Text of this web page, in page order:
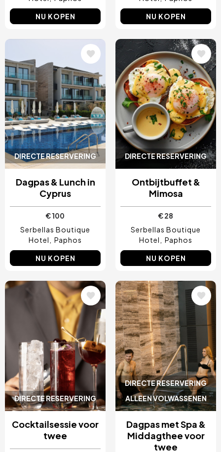
NU KOPEN NU KOPEN
DIRECTE RESERVERING
Dagpas & Lunch in
Cyprus
€ 100
Serbellas Boutique
Hotel
Paphos
NU KOPEN
DIRECTE RESERVERING
Afbeelding
Ontbijtbuffet &
Mimosa
€ 28
Serbellas Boutique
Hotel
Paphos
NU KOPEN
DIRECTE RESERVERING
Afbeelding
Cocktailsessie voor
twee
DIRECTE RESERVERING
ALLEEN VOLWASSENEN
Afbeelding
Dagpas met Spa &
Middagthee voor
twee